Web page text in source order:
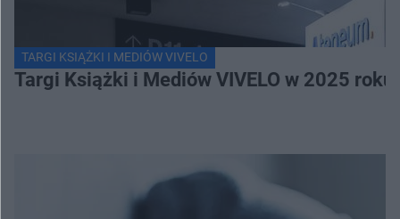
TARGI KSIĄŻKI I MEDIÓW VIVELO
Targi Książki i Mediów VIVELO w 2025 roku